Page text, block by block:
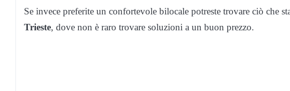
Se invece preferite un confortevole bilocale potreste trovare ciò che
Trieste, dove non è raro trovare soluzioni a un buon prezzo.